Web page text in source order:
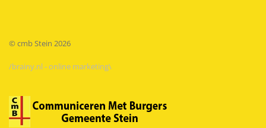
© cmb Stein 2026
/brainy.nl - online marketing\